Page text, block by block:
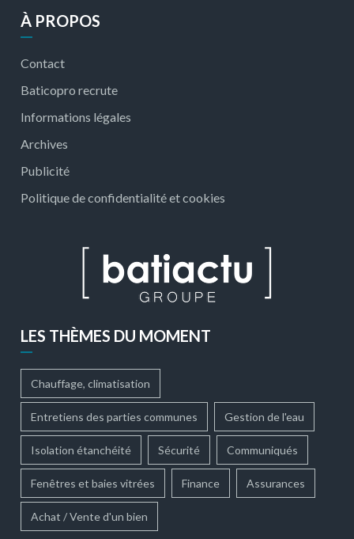
À PROPOS
Contact
Baticopro recrute
Informations légales
Archives
Publicité
Politique de confidentialité et cookies
LES THÈMES DU MOMENT
Chauffage, climatisation
Entretiens des parties communes Gestion de l'eau
Isolation étanchéité Sécurité Communiqués
Fenêtres et baies vitrées Finance Assurances
Achat / Vente d'un bien